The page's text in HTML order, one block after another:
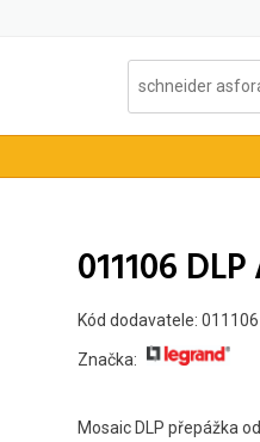
011106
Kód dodavatele: 011106
Značka:
Mosaic DLP přepážka